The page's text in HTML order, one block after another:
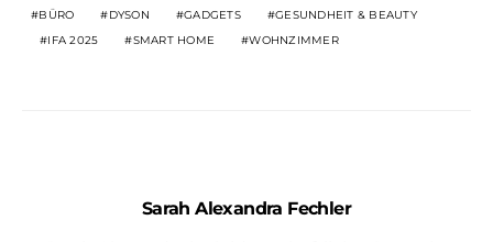
BÜRO DYSON GADGETS
GESUNDHEIT & BEAUTY
IFA 2025
SMART HOME WOHNZIMMER
Sarah Alexandra Fechler